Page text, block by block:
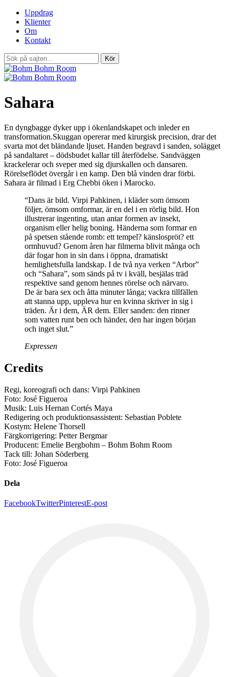
Uppdrag
Klienter
Om
Kontakt
Sahara
En dyngbagge dyker upp i ökenlandskapet och inleder en
transformation.Skuggan opererar med kirurgisk precision, drar det
svarta mot det bländande ljuset. Handen begravd i sanden, solägget
på sandaltaret – dödsbudet kallar till återfödelse. Sandväggen
krackelerar och sveper med sig djurskallen och dansaren.
Rörelseflödet övergår i en kamp. Den blå vinden drar förbi.
Sahara är filmad i Erg Chebbi öken i Marocko.
“Dans är bild. Virpi Pahkinen, i kläder som ömsom
följer, ömsom omformar, är en del i en rörlig bild. Hon
illustrerar ingenting, utan antar formen av insekt,
organism eller helig boning. Händerna som formar en
på spetsen stående romb: ett tempel? känslospröt? ett
ormhuvud? Genom åren har filmerna blivit många och
där fogar hon in sin dans i öppna, dramatiskt
hemlighetsfulla landskap. I de två nya verken “Arbor”
och “Sahara”, som sänds på tv i kväll, besjälas träd
respektive sand genom hennes rörelse och närvaro.
De är bara sex och åtta minuter långa; vackra tillfällen
att stanna upp, uppleva hur en kvinna skriver in sig i
träden. Är i dem, ÄR dem. Eller sanden: den rinner
som vatten runt ben och händer, den har ingen början
och inget slut.”
Expressen
Credits
Regi, koreografi och dans: Virpi Pahkinen
Foto: José Figueroa
Musik: Luis Hernan Cortés Maya
Redigering och produktionsassistent: Sebastian Poblete
Kostym: Helene Thorsell
Färgkorrigering: Petter Bergmar
Producent: Emelie Bergbohm – Bohm Bohm Room
Tack till: Johan Söderberg
Foto: José Figueroa
Dela
FacebookTwitterPinterestE-post